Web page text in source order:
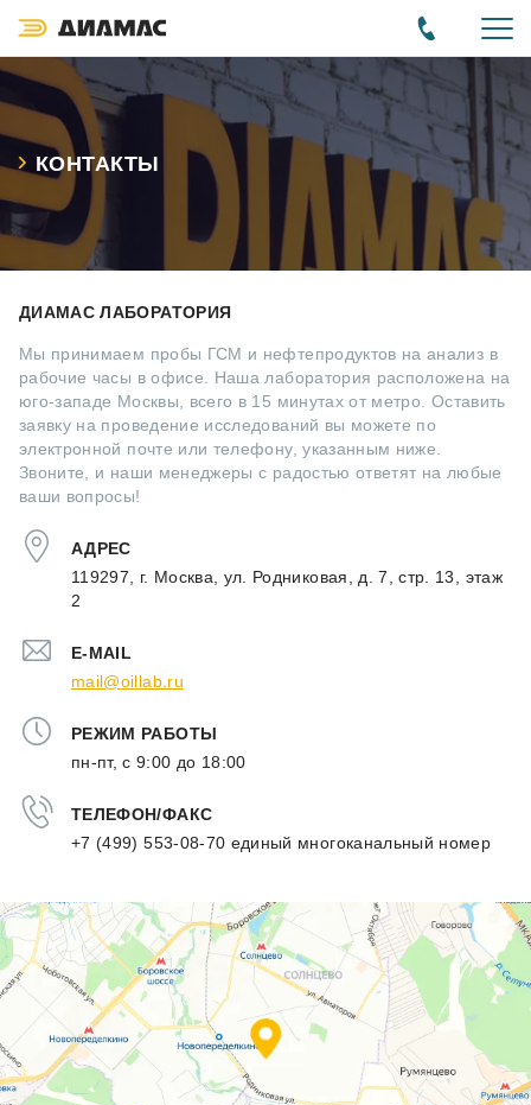
КОНТАКТЫ
ДИАМАС ЛАБОРАТОРИЯ
Мы принимаем пробы ГСМ и нефтепродуктов на анализ в
рабочие часы в офисе. Наша лаборатория расположена на
юго-западе Москвы, всего в 15 минутах от метро. Оставить
заявку на проведение исследований вы можете по
электронной почте или телефону, указанным ниже.
Звоните, и наши менеджеры с радостью ответят на любые
ваши вопросы!
АДРЕС
119297
г. Москва
ул. Родниковая, д. 7, стр. 13, этаж
2
E-MAIL
mail@oillab.ru
РЕЖИМ РАБОТЫ
пн-пт, с 9:00 до 18:00
ТЕЛЕФОН/ФАКС
+7 (499) 553-08-70 единый многоканальный номер